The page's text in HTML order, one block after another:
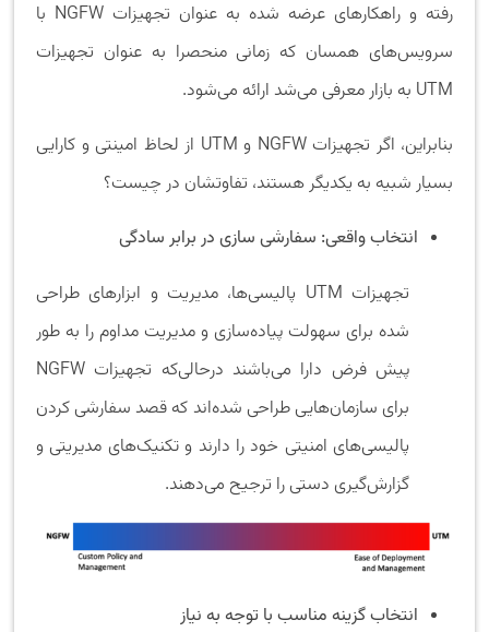
رفته و راهکارهای عرضه شده به عنوان تجهیزات NGFW با
سرویس‌های همسان که زمانی منحصرا به عنوان تجهیزات
UTM به بازار معرفی می‌شد ارائه می‌شود.
بنابراین، اگر تجهیزات NGFW و UTM از لحاظ امینتی و کارایی
بسیار شبیه به یکدیگر هستند، تفاوتشان در چیست؟
انتخاب واقعی: سفارشی سازی در برابر سادگی
تجهیزات UTM پالیسی‌ها، مدیریت و ابزارهای طراحی
شده برای سهولت پیاده‌سازی و مدیریت مداوم را به طور
پیش فرض دارا می‌باشند درحالی‌که تجهیزات NGFW
برای سازمان‌هایی طراحی شده‌اند که قصد سفارشی کردن
پالیسی‌های امنیتی خود را دارند و تکنیک‌های مدیریتی و
گزارش‌گیری دستی را ترجیح می‌دهند.
انتخاب گزینه مناسب با توجه به نیاز